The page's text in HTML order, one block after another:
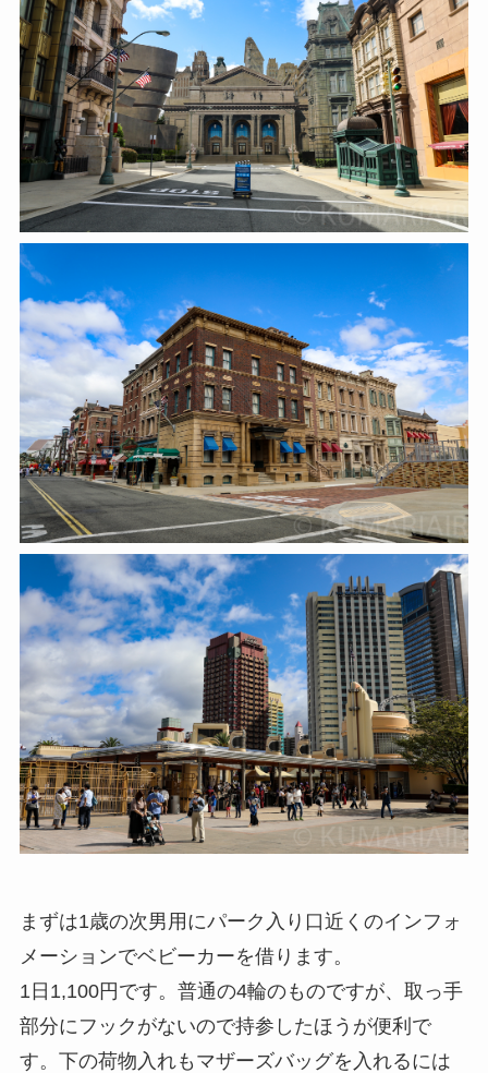
まずは1歳の次男用にパーク入り口近くのインフォ
メーションでベビーカーを借ります。
1日1,100円です。普通の4輪のものですが、取っ手
部分にフックがないので持参したほうが便利で
す。下の荷物入れもマザーズバッグを入れるには